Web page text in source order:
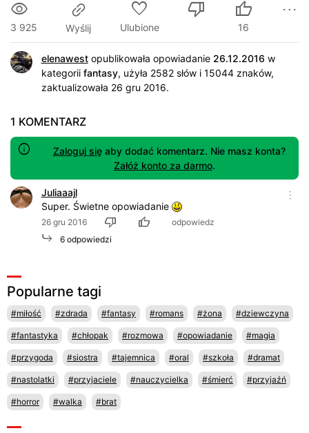
3 925 Wyślij Ulubione 16
elenawestopublikowała opowiadanie 26.12.2016 w
kategorii fantasy, użyła 2582 słów i 15044 znaków,
zaktualizowała 26 gru 2016.
1 KOMENTARZ
Zaloguj sięaby dodać komentarz. Nie masz konta?
Załóż konto za darmo.
Juliaaajl
Super. Świetne opowiadanie
26 gru 2016
odpowiedz
6 odpowiedzi
Popularne tagi
#miłość #zdrada #fantasy #romans #żona #dziewczyna
#fantastyka #chłopak #rozmowa #opowiadanie #magia
#przygoda #siostra #tajemnica #oral #szkoła #dramat
#nastolatki #przyjaciele #nauczycielka #śmierć #przyjaźń
#horror #walka #brat